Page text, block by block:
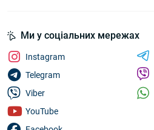
Ми у соціальних мережах
Instagram
Telegram
Viber
YouTube